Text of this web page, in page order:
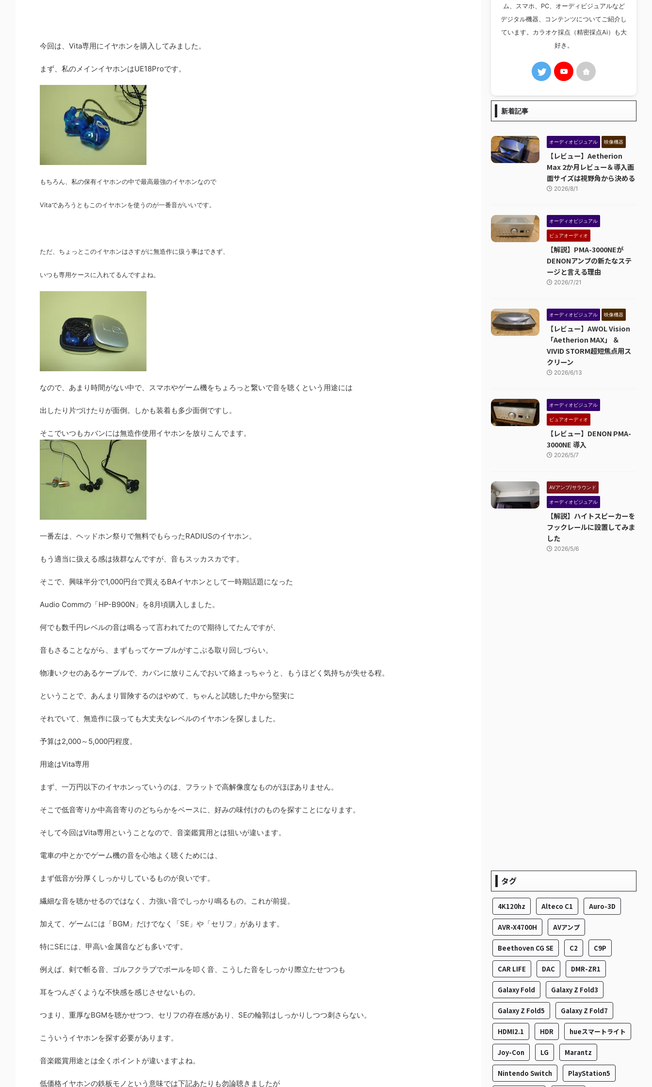
今回は、Vita専用にイヤホンを購入してみました。
まず、私のメインイヤホンはUE18Proです。
もちろん、私の保有イヤホンの中で最高最強のイヤホンなので
Vitaであろうともこのイヤホンを使うのが一番音がいいです。
ただ、ちょっとこのイヤホンはさすがに無造作に扱う事はできず、
いつも専用ケースに入れてるんですよね。
なので、あまり時間がない中で、スマホやゲーム機をちょろっと繋いで音を聴くという用途には
出したり片づけたりが面倒。しかも装着も多少面倒ですし。
そこでいつもカバンには無造作使用イヤホンを放りこんでます。
一番左は、ヘッドホン祭りで無料でもらったRADIUSのイヤホン。
もう適当に扱える感は抜群なんですが、音もスッカスカです。
そこで、興味半分で1,000円台で買えるBAイヤホンとして一時期話題になった
Audio Commの「HP-B900N」を8月頃購入しました。
何でも数千円レベルの音は鳴るって言われてたので期待してたんですが、
音もさることながら、まずもってケーブルがすこぶる取り回しづらい。
物凄いクセのあるケーブルで、カバンに放りこんでおいて絡まっちゃうと、もうほどく気持ちが失せる程。
ということで、あんまり冒険するのはやめて、ちゃんと試聴した中から堅実に
それでいて、無造作に扱っても大丈夫なレベルのイヤホンを探しました。
予算は2,000～5,000円程度。
用途はVita専用
まず、一万円以下のイヤホンっていうのは、フラットで高解像度なものがほぼありません。
そこで低音寄りか中高音寄りのどちらかをベースに、好みの味付けのものを探すことになります。
そして今回はVita専用ということなので、音楽鑑賞用とは狙いが違います。
電車の中とかでゲーム機の音を心地よく聴くためには、
まず低音が分厚くしっかりしているものが良いです。
繊細な音を聴かせるのではなく、力強い音でしっかり鳴るもの。これが前提。
加えて、ゲームには「BGM」だけでなく「SE」や「セリフ」があります。
特にSEには、甲高い金属音なども多いです。
例えば、剣で斬る音、ゴルフクラブでボールを叩く音、こうした音をしっかり際立たせつつも
耳をつんざくような不快感を感じさせないもの。
つまり、重厚なBGMを聴かせつつ、セリフの存在感があり、SEの輪郭はしっかりしつつ刺さらない。
こういうイヤホンを探す必要があります。
音楽鑑賞用途とは全くポイントが違いますよね。
低価格イヤホンの鉄板モノという意味では下記あたりも勿論聴きましたが
ム、スマホ、PC、オーディビジュアルなど
デジタル機器、コンテンツについてご紹介し
ています。カラオケ採点（精密採点Ai）も大
好き。
新着記事
オーディオビジュアル 映像機器
【レビュー】Aetherion
Max 2か月レビュー＆導入画
面サイズは視野角から決める
2026/8/1
オーディオビジュアル
ピュアオーディオ
【解説】PMA-3000NEが
DENONアンプの新たなステ
ージと言える理由
2026/7/21
オーディオビジュアル 映像機器
【レビュー】AWOL Vision
「Aetherion MAX」 ＆
VIVID STORM超短焦点用ス
クリーン
2026/6/13
オーディオビジュアル
ピュアオーディオ
【レビュー】DENON PMA-
3000NE 導入
2026/5/7
AVアンプ/サラウンド
オーディオビジュアル
【解説】ハイトスピーカーを
フックレールに設置してみま
した
2026/5/6
タグ
4K120hz Alteco C1 Auro-3D
AVR-X4700H AVアンプ
Beethoven CG SE C2 C9P
CAR LIFE DAC DMR-ZR1
Galaxy Fold Galaxy Z Fold3
Galaxy Z Fold5 Galaxy Z Fold7
HDMI2.1 HDR hueスマートライト
Joy-Con LG Marantz
Nintendo Switch PlayStation5